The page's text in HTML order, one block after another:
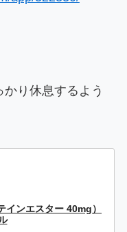
り休息するよう
ンエスター 40mg）